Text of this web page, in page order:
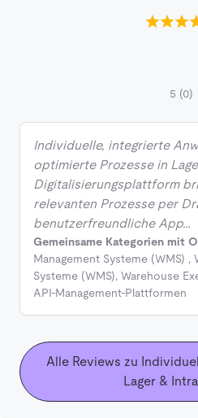
5 (0)
Individuelle, integrierte
optimierte Prozesse in
Digitalisierungsplattform
relevanten Prozesse per
benutzerfreundliche App…
Gemeinsame Kategorien mit
Management Systeme (WMS) ,
Systeme (WMS), Warehouse
API-Management-Plattformen
Alle Reviews zu
Lager &